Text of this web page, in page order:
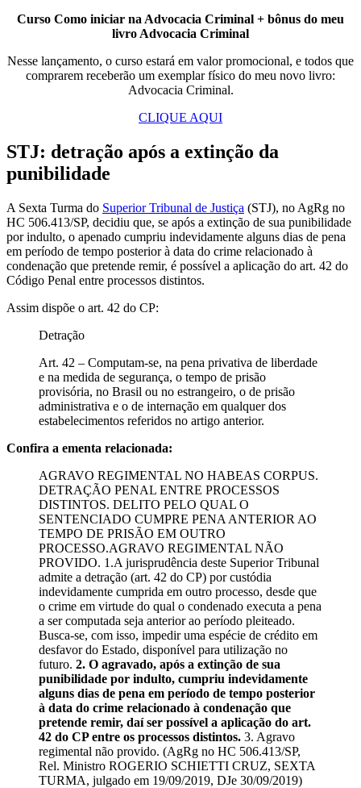
Curso Como iniciar na Advocacia Criminal + bônus do meu
livro Advocacia Criminal
Nesse lançamento, o curso estará em valor promocional, e todos que
comprarem receberão um exemplar físico do meu novo livro:
Advocacia Criminal.
CLIQUE AQUI
STJ: detração após a extinção da
punibilidade
A Sexta Turma do Superior Tribunal de Justiça (STJ), no AgRg no
HC 506.413/SP, decidiu que, se após a extinção de sua punibilidade
por indulto, o apenado cumpriu indevidamente alguns dias de pena
em período de tempo posterior à data do crime relacionado à
condenação que pretende remir, é possível a aplicação do art. 42 do
Código Penal entre processos distintos.
Assim dispõe o art. 42 do CP:
Detração
Art. 42 – Computam-se, na pena privativa de liberdade
e na medida de segurança, o tempo de prisão
provisória, no Brasil ou no estrangeiro, o de prisão
administrativa e o de internação em qualquer dos
estabelecimentos referidos no artigo anterior.
Confira a ementa relacionada:
AGRAVO REGIMENTAL NO HABEAS CORPUS.
DETRAÇÃO PENAL ENTRE PROCESSOS
DISTINTOS. DELITO PELO QUAL O
SENTENCIADO CUMPRE PENA ANTERIOR AO
TEMPO DE PRISÃO EM OUTRO
PROCESSO.AGRAVO REGIMENTAL NÃO
PROVIDO. 1.A jurisprudência deste Superior Tribunal
admite a detração (art. 42 do CP) por custódia
indevidamente cumprida em outro processo, desde que
o crime em virtude do qual o condenado executa a pena
a ser computada seja anterior ao período pleiteado.
Busca-se, com isso, impedir uma espécie de crédito em
desfavor do Estado, disponível para utilização no
futuro. 2. O agravado, após a extinção de sua
punibilidade por indulto, cumpriu indevidamente
alguns dias de pena em período de tempo posterior
à data do crime relacionado à condenação que
pretende remir, daí ser possível a aplicação do art.
42 do CP entre os processos distintos. 3. Agravo
regimental não provido. (AgRg no HC 506.413/SP,
Rel. Ministro ROGERIO SCHIETTI CRUZ, SEXTA
TURMA, julgado em 19/09/2019, DJe 30/09/2019)